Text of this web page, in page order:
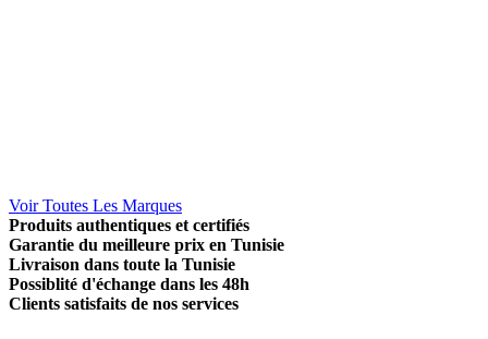
Voir Toutes Les Marques
Produits authentiques et certifiés
Garantie du meilleure prix en Tunisie
Livraison dans toute la Tunisie
Possiblité d'échange dans les 48h
Clients satisfaits de nos services